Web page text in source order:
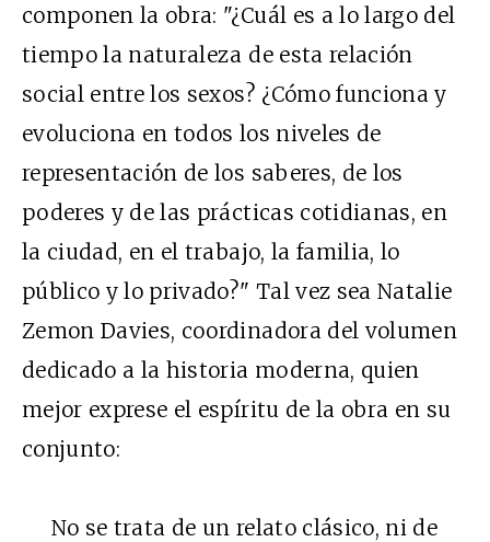
componen la obra: "¿Cuál es a lo largo del
tiempo la naturaleza de esta relación
social entre los sexos? ¿Cómo funciona y
evoluciona en todos los niveles de
representación de los saberes, de los
poderes y de las prácticas cotidianas, en
la ciudad, en el trabajo, la familia, lo
público y lo privado?" Tal vez sea Natalie
Zemon Davies, coordinadora del volumen
dedicado a la historia moderna, quien
mejor exprese el espíritu de la obra en su
conjunto:
No se trata de un relato clásico, ni de